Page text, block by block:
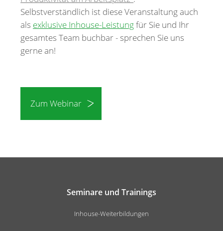
Selbstverständlich ist diese Veranstaltung auch
als exklusive Inhouse-Leistungfür Sie und Ihr
gesamtes Team buchbar - sprechen Sie uns
gerne an!
Zum Webinar
Seminare und Trainings
Inhouse-Weiterbildungen